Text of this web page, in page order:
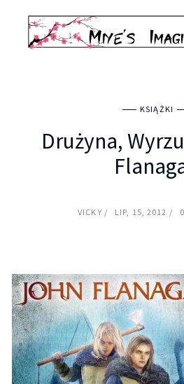
KSIĄŻKI
Drużyna,
VICKY LIP, 15, 2012